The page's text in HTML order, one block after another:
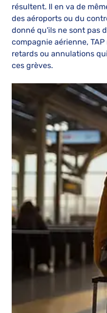
résultent. Il en va de
des aéroports ou du
donné qu'ils ne sont pas
compagnie aérienne,
retards ou annulations
ces grèves.